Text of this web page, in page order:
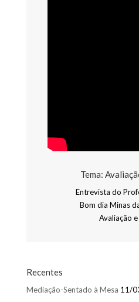
Tema:
Entrevista do
Bom dia Minas
Avaliação
Recentes
Mediação-Sentado à Mesa 11/